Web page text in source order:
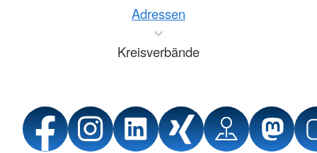
Adressen
Kreisverbände